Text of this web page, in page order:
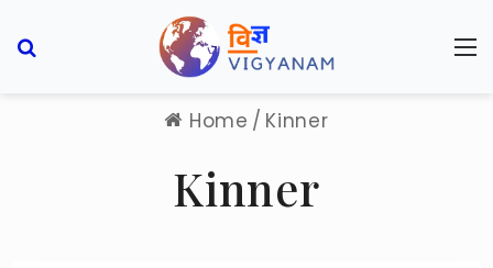
Home / Kinner
Kinner